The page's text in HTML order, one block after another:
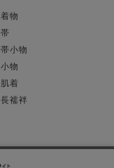
着物
帯
帯小物
小物
肌着
長襦袢